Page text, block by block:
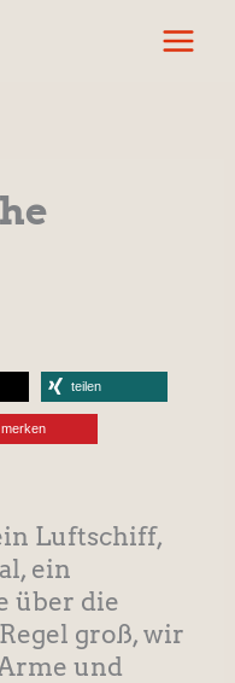
teilen
merken
Luftschiff,
ein
über die
groß, wir
und